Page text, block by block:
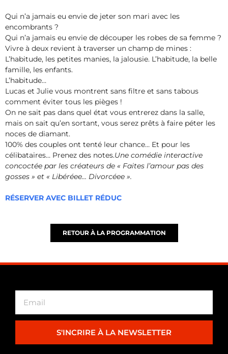
Qui n’a jamais eu envie de jeter son mari avec les
encombrants ?
Qui n’a jamais eu envie de découper les robes de sa femme ?
Vivre à deux revient à traverser un champ de mines :
L’habitude, les petites manies, la jalousie. L’habitude, la belle
famille, les enfants.
L’habitude…
Lucas et Julie vous montrent sans filtre et sans tabous
comment éviter tous les pièges !
On ne sait pas dans quel état vous entrerez dans la salle,
mais on sait qu’en sortant, vous serez prêts à faire péter les
noces de diamant.
100% des couples ont tenté leur chance… Et pour les
célibataires… Prenez des notes.Une comédie interactive
concoctée par les créateurs de « Faites l’amour pas des
gosses » et « Libéréee… Divorcéee ».
RÉSERVER AVEC BILLET RÉDUC
RETOUR À LA PROGRAMMATION
S'INCRIRE À LA NEWSLETTER